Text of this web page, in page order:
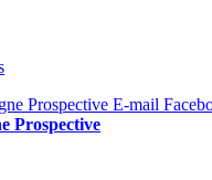
Prospective